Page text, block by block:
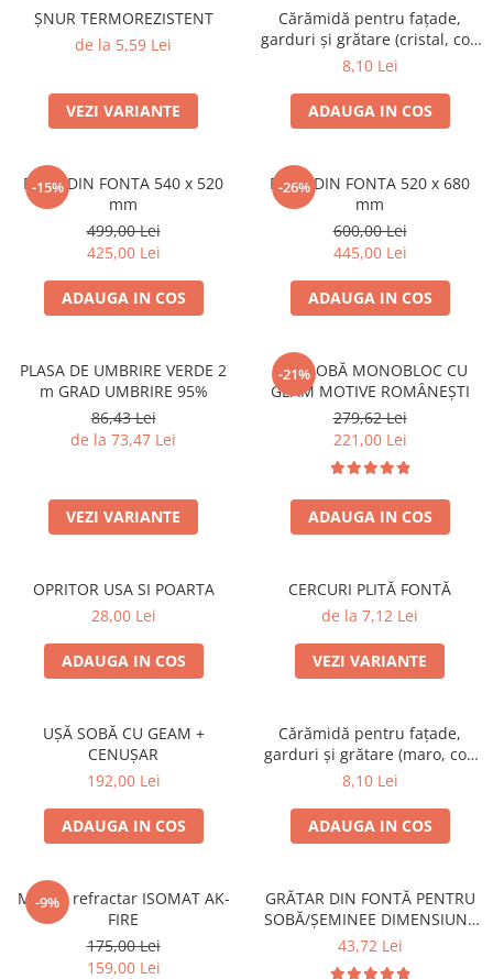
polietilenă cu inele
COȘURI DE FUM
Coșuri de fum din inox
DIVERSE
INSTALAȚII
Baterii și accesorii
PRODUSE PENTRU GRĂDINARIT
Unelte pentru grădinărit
SOBE ȘI ȘEMINEE
TRUSE SI ACCESORII PROFESIONALE
DE CURATARE HORN
ȘEMINEE ȘI ÎNCĂLZITOARE DE
ȘNUR TERMOREZISTENT
de la 5,59 Lei
VEZI VARIANTE
Cărămidă pentru fațade,
garduri și grătare (cristal, colț
rotunjit) – 250 × 120 × 65 mm
8,10 Lei
ADAUGA IN COS
-15%
PLITA DIN FONTA 540 x 520
mm
499,00 Lei
425,00 Lei
ADAUGA IN COS
-26%
PLITA DIN FONTA 520 x 680
mm
600,00 Lei
445,00 Lei
ADAUGA IN COS
PLASA DE UMBRIRE VERDE 2
m GRAD UMBRIRE 95%
86,43 Lei
de la 73,47 Lei
VEZI VARIANTE
-21%
UȘĂ SOBĂ MONOBLOC CU
GEAM MOTIVE ROMÂNEȘTI
279,62 Lei
221,00 Lei
ADAUGA IN COS
OPRITOR USA SI POARTA
28,00 Lei
ADAUGA IN COS
CERCURI PLITĂ FONTĂ
de la 7,12 Lei
VEZI VARIANTE
UȘĂ SOBĂ CU GEAM +
CENUȘAR
192,00 Lei
ADAUGA IN COS
Cărămidă pentru fațade,
garduri și grătare (maro, colț
rotunjit) – 250 × 120 × 65 mm
8,10 Lei
ADAUGA IN COS
-9%
Mortar refractar ISOMAT AK-
FIRE
175,00 Lei
159,00 Lei
GRĂTAR DIN FONTĂ PENTRU
SOBĂ/ȘEMINEE DIMENSIUNE
300 mm x 200 mm
43,72 Lei